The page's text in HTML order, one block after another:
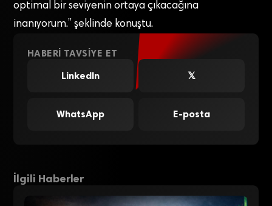
optimal bir seviyenin ortaya çıkacağına
inanıyorum.” şeklinde konuştu.
HABERI TAVSIYE ET
LinkedIn
𝕏
WhatsApp E-posta
İlgili Haberler